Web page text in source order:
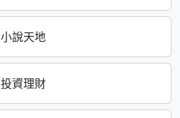
小說天地
投資理財